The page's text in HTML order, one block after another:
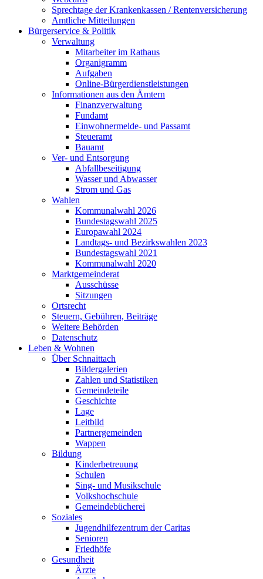
Sprechtage der Krankenkassen / Rentenversicherung
Amtliche Mitteilungen
Bürgerservice & Politik
Verwaltung
Mitarbeiter im Rathaus
Organigramm
Aufgaben
Online-Bürgerdienstleistungen
Informationen aus den Ämtern
Finanzverwaltung
Fundamt
Einwohnermelde- und Passamt
Steueramt
Bauamt
Ver- und Entsorgung
Abfallbeseitigung
Wasser und Abwasser
Strom und Gas
Wahlen
Kommunalwahl 2026
Bundestagswahl 2025
Europawahl 2024
Landtags- und Bezirkswahlen 2023
Bundestagswahl 2021
Kommunalwahl 2020
Marktgemeinderat
Ausschüsse
Sitzungen
Ortsrecht
Steuern, Gebühren, Beiträge
Weitere Behörden
Datenschutz
Leben & Wohnen
Über Schnaittach
Bildergalerien
Zahlen und Statistiken
Gemeindeteile
Geschichte
Lage
Leitbild
Partnergemeinden
Wappen
Bildung
Kinderbetreuung
Schulen
Sing- und Musikschule
Volkshochschule
Gemeindebücherei
Soziales
Jugendhilfezentrum der Caritas
Senioren
Friedhöfe
Gesundheit
Ärzte